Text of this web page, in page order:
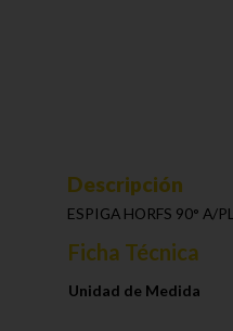
Descripción
ESPIGA HORFS 90° A/
Ficha Técnica
Unidad de Medida